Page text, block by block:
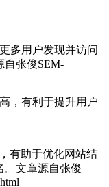
多用户发现并访问
自张俊SEM-
，有利于提升用户
有助于优化网站结
文章源自张俊